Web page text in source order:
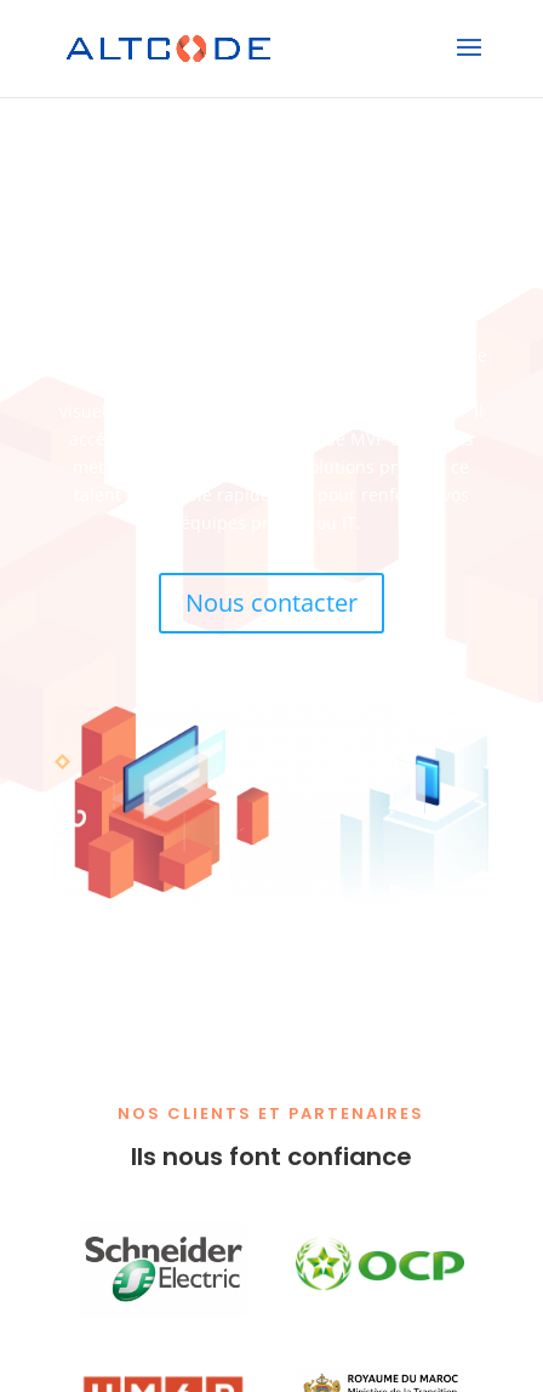
Nous contacter
NOS CLIENTS ET PARTENAIRES
Ils nous font confiance